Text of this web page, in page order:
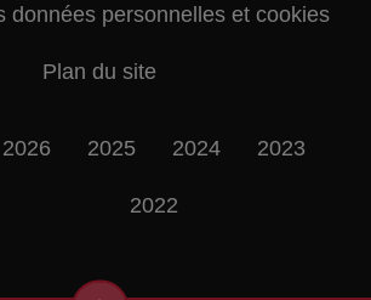
données personnelles et cookies
Plan du site
2026 2025 2024 2023
2022